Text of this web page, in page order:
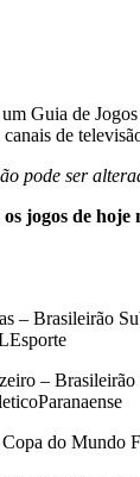
Guia de
de
pode ser
jogos de
– Brasileirão
– Brasileirão
do Mundo